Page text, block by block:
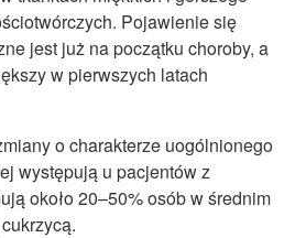
Pojawienie się
jest już na początku choroby, a
w pierwszych latach
o charakterze uogólnionego
występują u pacjentów z
około 20–50% osób w średnim